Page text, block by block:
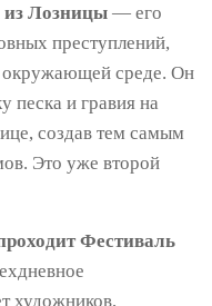
из Лозницы — его
преступлений,
окружающей среде. Он
песка и гравия на
создав тем самым
Это уже второй
Фестиваль
художников,